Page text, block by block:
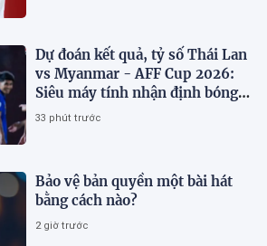
Dự đoán kết quả, tỷ số Thái Lan
vs Myanmar - AFF Cup 2026:
Siêu máy tính nhận định bóng
đá hôm nay 8/8
33 phút trước
Bảo vệ bản quyền một bài hát
bằng cách nào?
2 giờ trước